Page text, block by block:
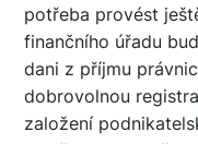
potřeba provést
finančního úřadu
dani z příjmu
dobrovolnou
založení